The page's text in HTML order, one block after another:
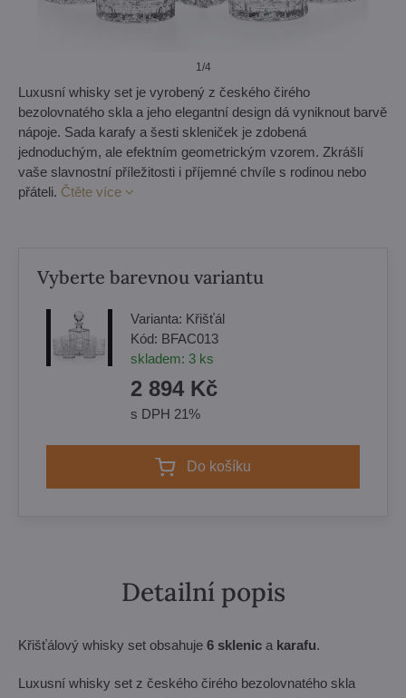
1/4
Luxusní whisky set je vyrobený z českého čirého
bezolovnatého skla a jeho elegantní design dá vyniknout barvě
nápoje. Sada karafy a šesti skleniček je zdobená
jednoduchým, ale efektním geometrickým vzorem. Zkrášlí
vaše slavnostní příležitosti i příjemné chvíle s rodinou nebo
přáteli. Čtěte více
Vyberte barevnou variantu
Varianta: Křišťál
Kód: BFAC013
skladem: 3 ks
2 894 Kč
s DPH 21%
Do košíku
Detailní popis
Křišťálový whisky set obsahuje 6 sklenic a karafu.
Luxusní whisky set z českého čirého bezolovnatého skla